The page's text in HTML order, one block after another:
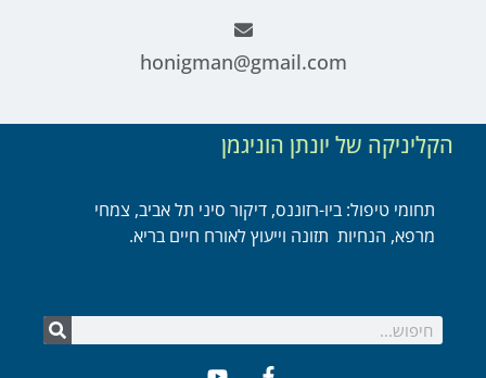
honigman@gmail.com
הקליניקה של יונתן הוניגמן
תחומי טיפול: ביו-רזוננס, דיקור סיני תל אביב, צמחי
מרפא, הנחיות תזונה וייעוץ לאורח חיים בריא.